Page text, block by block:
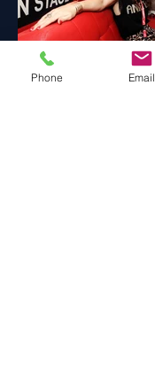
Phone Email